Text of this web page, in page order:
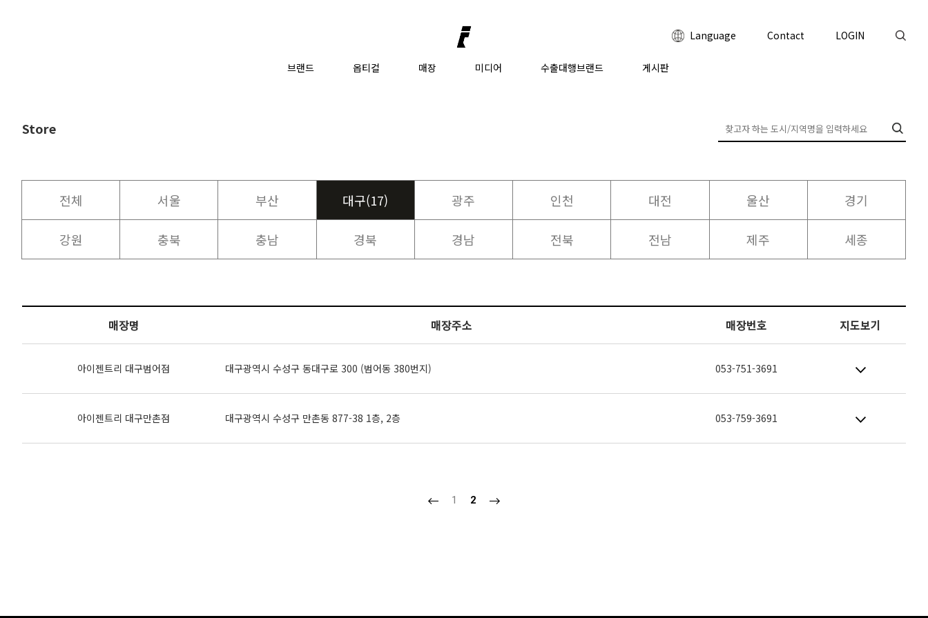
Language Contact LOGIN
브랜드 옵티컬 매장 미디어 수출대행브랜드 게시판
Store
전체 서울 부산 대구(17) 광주 인천 대전 울산 경기
강원 충북 충남 경북 경남 전북 전남 제주 세종
매장명 매장주소 매장번호 지도보기
아이젠트리 대구범어점 대구광역시 수성구 동대구로 300 (범어동 380번지) 053-751-3691
아이젠트리 대구만촌점 대구광역시 수성구 만촌동 877-38 1층, 2층 053-759-3691
1 2